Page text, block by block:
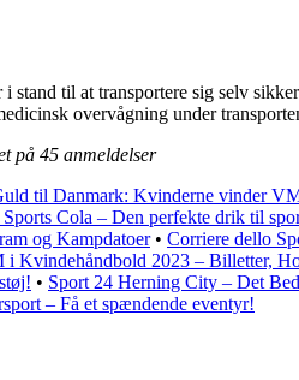
til at transportere sig selv
overvågning under
på 45 anmeldelser
til Danmark: Kvinderne vinder
Cola – Den perfekte drik til
og Kampdatoer• Corriere dello
i Kvindehåndbold 2023 – Billetter,
• Sport 24 Herning City – Det
– Få et spændende eventyr!